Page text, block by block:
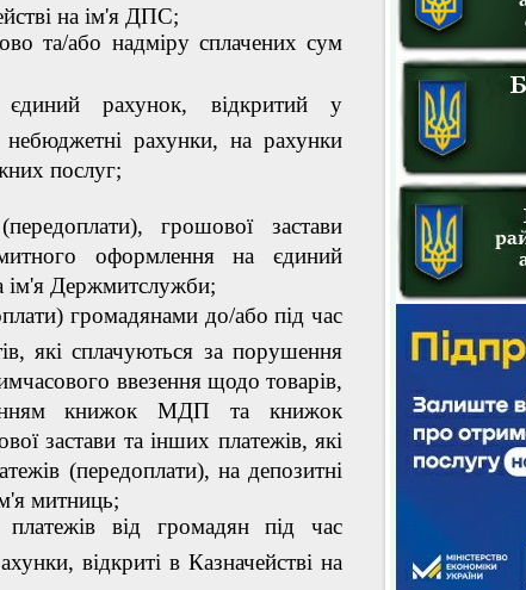
на ім'я ДПС;
та/або надміру сплачених сум
рахунок, відкритий у
рахунки, на рахунки
послуг;
грошової застави
оформлення на єдиний
ім'я Держмитслужби;
громадянами до/або під час
які сплачуються за порушення
ввезення щодо товарів,
книжок МДП та книжок
застави та інших платежів, які
(передоплати), на депозитні
митниць;
від громадян під час
відкриті в Казначействі на